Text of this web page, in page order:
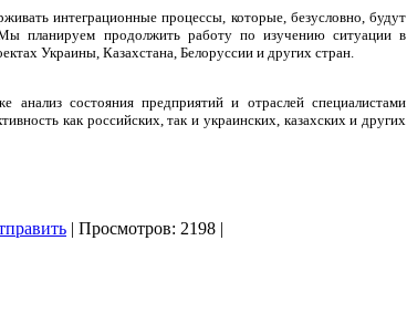
интеграционные процессы, которые, безусловно, будут
Мы планируем продолжить работу по изучению ситуации в
Украины, Казахстана, Белоруссии и других стран.
анализ состояния предприятий и отраслей специалистами
как российских, так и украинских, казахских и других
| Просмотров: 2198 |